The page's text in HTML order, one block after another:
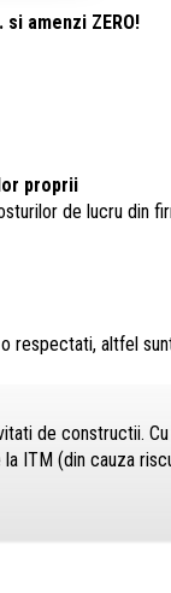
amenzi ZERO!
proprii
de lucru din
respectati, altfel
de constructii.
ITM (din cauza